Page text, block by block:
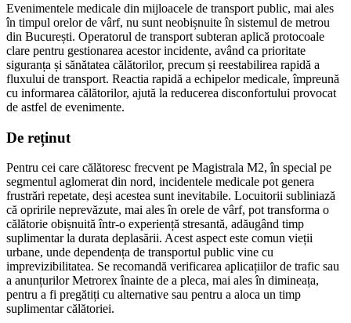
Evenimentele medicale din mijloacele de transport public, mai ales
în timpul orelor de vârf, nu sunt neobișnuite în sistemul de metrou
din București. Operatorul de transport subteran aplică protocoale
clare pentru gestionarea acestor incidente, având ca prioritate
siguranța și sănătatea călătorilor, precum și reestabilirea rapidă a
fluxului de transport. Reactia rapidă a echipelor medicale, împreună
cu informarea călătorilor, ajută la reducerea disconfortului provocat
de astfel de evenimente.
De reținut
Pentru cei care călătoresc frecvent pe Magistrala M2, în special pe
segmentul aglomerat din nord, incidentele medicale pot genera
frustrări repetate, deși acestea sunt inevitabile. Locuitorii subliniază
că opririle neprevăzute, mai ales în orele de vârf, pot transforma o
călătorie obișnuită într-o experiență stresantă, adăugând timp
suplimentar la durata deplasării. Acest aspect este comun vieții
urbane, unde dependența de transportul public vine cu
imprevizibilitatea. Se recomandă verificarea aplicațiilor de trafic sau
a anunțurilor Metrorex înainte de a pleca, mai ales în dimineața,
pentru a fi pregătiți cu alternative sau pentru a aloca un timp
suplimentar călătoriei.